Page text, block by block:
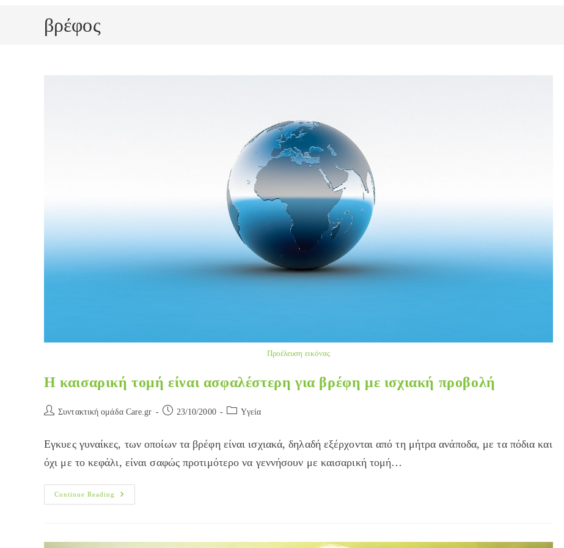
βρέφος
Προέλευση εικόνας
H καισαρική τομή είναι ασφαλέστερη για βρέφη με ισχιακή προβολή
PostΣυντακτική ομάδα Care.gr
Post 23/10/2000
PostYγεία
Εγκυες γυναίκες, των οποίων τα βρέφη είναι ισχιακά, δηλαδή εξέρχονται από τη μήτρα ανάποδα, με τα πόδια και
όχι με το κεφάλι, είναι σαφώς προτιμότερο να γεννήσουν με καισαρική τομή…
Continue Reading
H
Καισαρική